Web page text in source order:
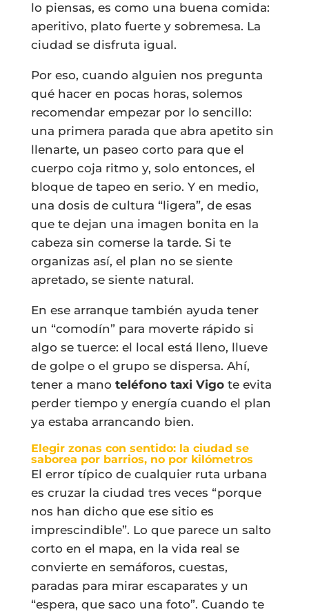
lo piensas, es como una buena comida:
aperitivo, plato fuerte y sobremesa. La
ciudad se disfruta igual.
Por eso, cuando alguien nos pregunta
qué hacer en pocas horas, solemos
recomendar empezar por lo sencillo:
una primera parada que abra apetito sin
llenarte, un paseo corto para que el
cuerpo coja ritmo y, solo entonces, el
bloque de tapeo en serio. Y en medio,
una dosis de cultura “ligera”, de esas
que te dejan una imagen bonita en la
cabeza sin comerse la tarde. Si te
organizas así, el plan no se siente
apretado, se siente natural.
En ese arranque también ayuda tener
un “comodín” para moverte rápido si
algo se tuerce: el local está lleno, llueve
de golpe o el grupo se dispersa. Ahí,
tener a mano teléfono taxi Vigote evita
perder tiempo y energía cuando el plan
ya estaba arrancando bien.
Elegir zonas con sentido: la ciudad se
saborea por barrios, no por kilómetros
El error típico de cualquier ruta urbana
es cruzar la ciudad tres veces “porque
nos han dicho que ese sitio es
imprescindible”. Lo que parece un salto
corto en el mapa, en la vida real se
convierte en semáforos, cuestas,
paradas para mirar escaparates y un
“espera, que saco una foto”. Cuando te